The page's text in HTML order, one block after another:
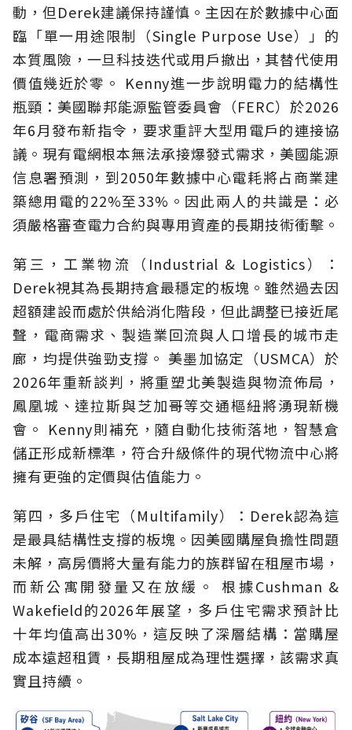
動，但Derek建議保持謹慎。主因在於數據中心面
臨「單一用途限制（Single Purpose Use）」的
本質風險，一旦科技迭代或用戶撤出，其替代使用
價值幾近於零。 Kenny進一步說明電力的結構性
瓶頸：美國聯邦能源監管委員會（FERC）於2026
年6月發布新指令，要求重評大型用電戶的連接協
議。現有電網根本無法承接爆發式需求，美國能源
信息署預測，到2050年數據中心電耗將占商業建
築總用電的22%至33%。因此兩人的共識是：必
須嚴格審查電力合約與專用資產的長期技術衝擊。
第三，工業物流（Industrial & Logistics）：
Derek視其為長期持倉最穩定的板塊。雖然過去因
超額建設而處於供給消化階段，但此調整已接近尾
聲，電商需求、製造業回流與人口增長的城市走
廊，均提供強勁支撐。 美墨加協定（USMCA）於
2026年重新談判，將重塑北美製造與物流佈局，
鳳凰城、達拉斯與芝加哥等交通樞紐將湧現新機
會。 Kenny則補充，隨自動化技術落地，智慧倉
儲正形成新標準，符合升級條件的現代物流中心將
擁有更強的定價與估值能力。
第四，多戶住宅（Multifamily）：Derek認為這
是最具結構性支撐的板塊。因美國購屋負擔性問題
未解，高房價將大量有能力的族群留在租屋市場，
而新公寓開發量又在放緩。 根據Cushman &
Wakefield的2026年展望，多戶住宅需求預計比
十年均值高出30%，這反映了深層結構：當購屋
成本遠超租賃，長期租屋成為理性選擇，該需求真
實且持續。